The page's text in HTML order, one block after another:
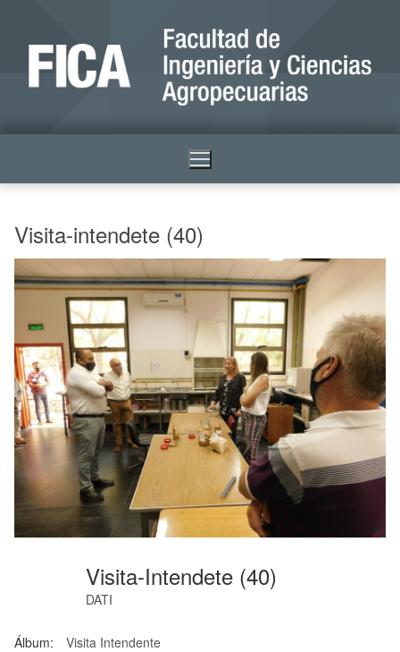
Visita-intendete (40)
Visita-Intendete (40)
DATI
Álbum: Visita Intendente